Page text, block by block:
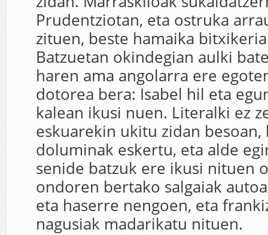
Prudentziotan, eta ostruka
zituen, beste hamaika
Batzuetan okindegian aulki
haren ama angolarra ere
dotorea bera: Isabel hil eta
kalean ikusi nuen. Literalki ez
eskuarekin ukitu zidan
doluminak eskertu, eta alde
senide batzuk ere ikusi nituen
ondoren bertako salgaiak
eta haserre nengoen, eta
nagusiak madarikatu nituen.